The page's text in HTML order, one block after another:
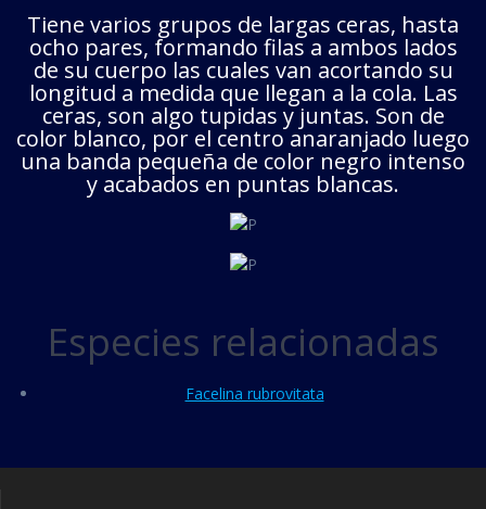
Tiene varios grupos de largas ceras, hasta
ocho pares, formando filas a ambos lados
de su cuerpo las cuales van acortando su
longitud a medida que llegan a la cola. Las
ceras, son algo tupidas y juntas. Son de
color blanco, por el centro anaranjado luego
una banda pequeña de color negro intenso
y acabados en puntas blancas.
Especies relacionadas
Facelina rubrovitata